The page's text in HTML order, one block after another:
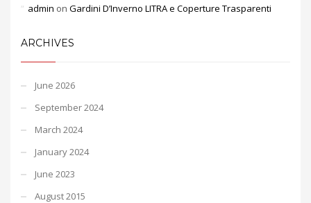
admin on Gardini D’Inverno LITRA e Coperture Trasparenti
ARCHIVES
June 2026
September 2024
March 2024
January 2024
June 2023
August 2015